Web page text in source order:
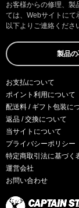
お客様からの修理、製
ては、Webサイトにて
以下よりご連絡くださ
製品
お支払について
ポイント利用について
配送料 / ギフト包装に
返品 / 交換について
当サイトについて
プライバシーポリシー
特定商取引法に基づく
運営会社
お問い合わせ